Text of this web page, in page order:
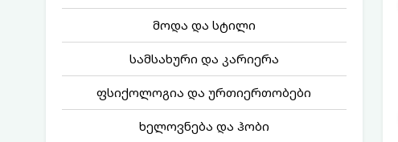
მოდა და სტილი
სამსახური და კარიერა
ფსიქოლოგია და ურთიერთობები
ხელოვნება და ჰობი